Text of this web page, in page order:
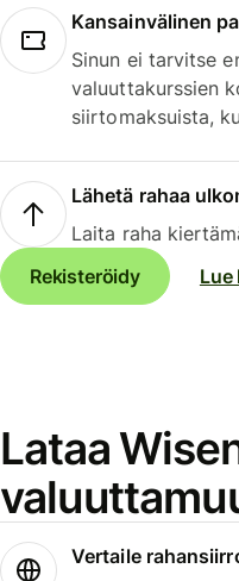
Kansainvälinen
Sinun ei tarvitse
valuuttakurssien
siirtomaksuista,
Lähetä rahaa
Laita raha
Rekisteröidy
Lue
Lataa
Vertaile